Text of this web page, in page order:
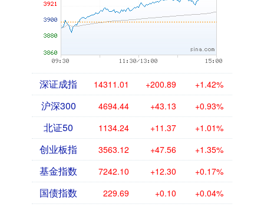
深证成指 14311.01 +200.89 +1.42%
沪深300 4694.44 +43.13 +0.93%
北证50 1134.24 +11.37 +1.01%
创业板指 3563.12 +47.56 +1.35%
基金指数 7242.10 +12.30 +0.17%
国债指数 229.69 +0.10 +0.04%